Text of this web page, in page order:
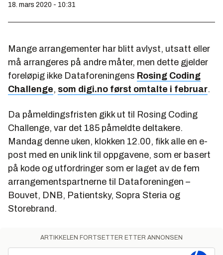
18. mars 2020 - 10:31
Mange arrangementer har blitt avlyst, utsatt eller
må arrangeres på andre måter, men dette gjelder
foreløpig ikke Dataforeningens Rosing Coding
Challenge, som digi.no først omtalte i februar.
Da påmeldingsfristen gikk ut til Rosing Coding
Challenge, var det 185 påmeldte deltakere.
Mandag denne uken, klokken 12.00, fikk alle en e-
post med en unik link til oppgavene, som er basert
på kode og utfordringer som er laget av de fem
arrangementspartnerne til Dataforeningen –
Bouvet, DNB, Patientsky, Sopra Steria og
Storebrand.
ARTIKKELEN FORTSETTER ETTER ANNONSEN